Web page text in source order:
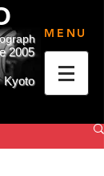
2005
Kyoto
MENU